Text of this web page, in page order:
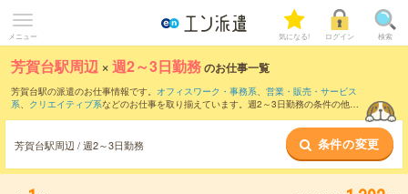
メニュー 気になる! ログイン 検索
芳賀台駅周辺 ×週2～3日勤務のお仕事一覧
芳賀台駅の派遣のお仕事情報です。 オフィスワーク・事務系、 営業・販売・サービス
系、 クリエイティブ系などのお仕事を取り揃えています。週2～3日勤務の条件の他
芳賀台駅周辺 / 週2～3日勤務 条件の変更